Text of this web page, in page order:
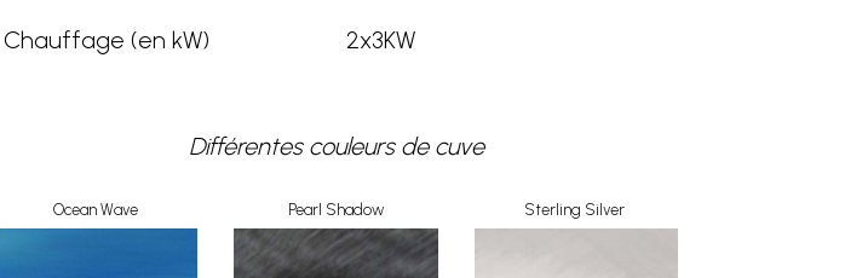
Chauffage (en kW) 2x3KW
Différentes couleurs de cuve
Ocean Wave Pearl Shadow Sterling Silver